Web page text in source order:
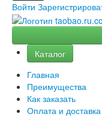
Войти
Каталог
Главная
Преимущества
Как заказать
Оплата и доставка